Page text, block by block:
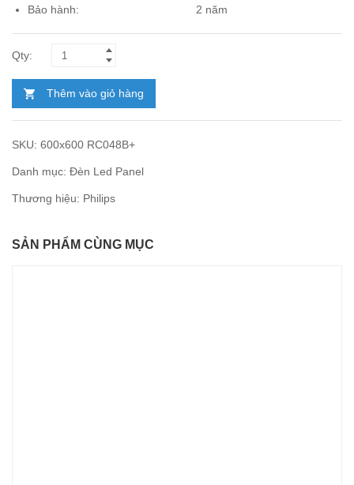
Bảo hành: 2 năm
Thêm vào giỏ hàng
SKU: 600x600 RC048B+
Danh mục: Đèn Led Panel
Thương hiệu: Philips
SẢN PHẨM CÙNG MỤC